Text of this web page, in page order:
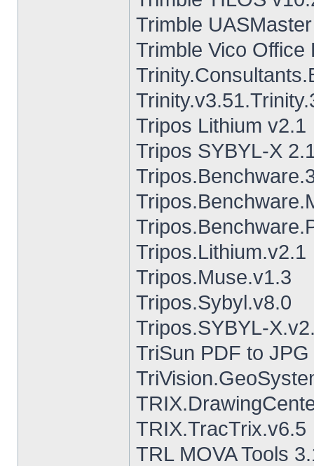
Trimble
Trimble Vico Office
Tripos Lithium v2.1
Tripos SYBYL-X
Tripos.Lithium.v2.1
Tripos.Muse.v1.3
Tripos.Sybyl.v8.0
Tripos.SYBYL-
TriSun PDF to
TRIX.TracTrix.v6.5
TRL MOVA Tools